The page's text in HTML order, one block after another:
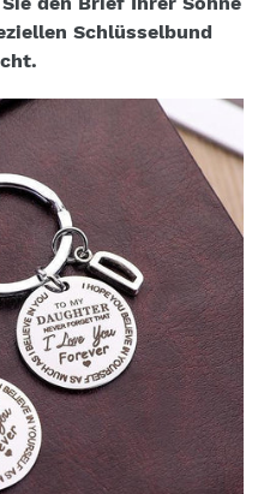
Schlüsselbund